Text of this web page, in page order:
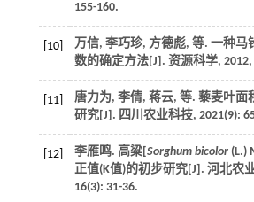
155-160.
[10] 万信, 李巧珍, 方德彪, 等. 一种马
数的确定方法[J]. 资源科学, 2012,
[11] 唐力为, 李倩, 蒋云, 等. 藜麦叶面
研究[J]. 四川农业科技, 2021(9):
[12] 李雁鸣. 高粱[Sorghum bicolor(L.)
正值(K值)的初步研究[J]. 河北农
16(3): 31-36.